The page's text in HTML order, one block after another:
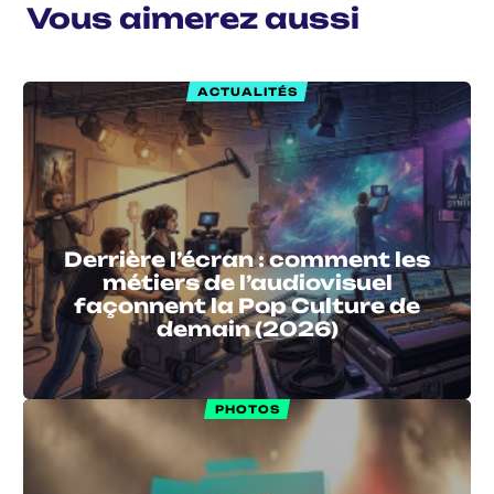
Vous aimerez aussi
ACTUALITÉS
Derrière l’écran : comment les
métiers de l’audiovisuel
façonnent la Pop Culture de
demain (2026)
PHOTOS